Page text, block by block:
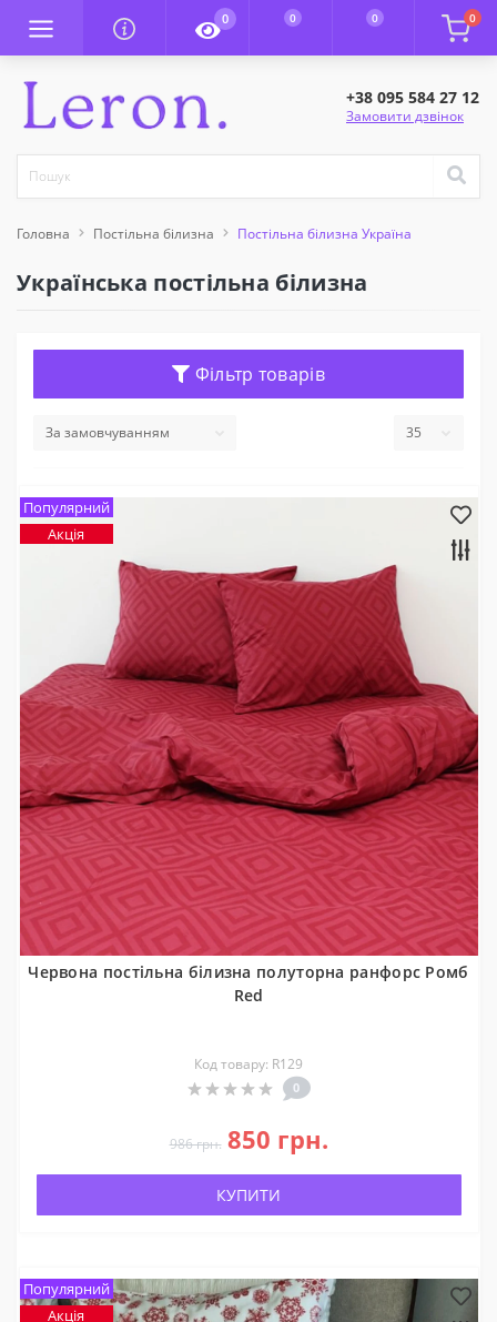
0 0 0 0
+38 095 584 27 12
Замовити дзвінок
Головна Постільна білизна Постільна білизна Україна
Українська постільна білизна
Фільтр товарів
Популярний
Акція
Червона постільна білизна полуторна ранфорс Ромб
Red
Код товару: R129
0
986 грн. 850 грн.
КУПИТИ
Популярний
Акція